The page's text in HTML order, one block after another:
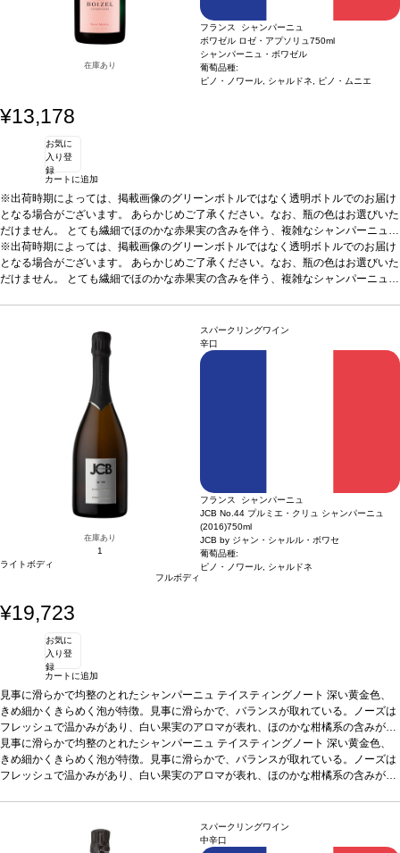
在庫あり
フランス シャンパーニュ
ボワゼル ロゼ・アプソリュ 750ml
シャンパーニュ・ボワゼル
葡萄品種:
ピノ・ノワール, シャルドネ, ピノ・ムニエ
¥13,178
お気に
入り登
録
カートに追加
※出荷時期によっては、掲載画像のグリーンボトルではなく透明ボトルでのお届け
となる場合がございます。 あらかじめご了承ください。なお、瓶の色はお選びいた
だけません。 とても繊細でほのかな赤果実の含みを伴う、複雑なシャンパーニュ。
一部赤ワインとして醸造された（8％）3品種のブレンドから造る。 繊細でフルー
ティーなロゼシャンパーニュ。テイスティングノート金色の銅のような輝きがあ
る淡いピンク色で、軽やかな生き生きとした泡が立ち上る。上質でほのかなノーズ
ろやか。ラズベリーの洗練されたアロマが徐々に強くなり、微かなスパイスとミネ
ラルを背景に、柑橘系の含みと完璧に調和する。エレガントな余韻は素晴らしく長
アペリティフとして最適、また肉やラム肉の冷菜、赤果実のデザー
葡萄品種
ドネ、30% ピノ・ムニエ
※出荷時期によっては、掲載画像のグリーンボトルではなく透明ボトルでのお届け
となる場合がございます。 あらかじめご了承ください。なお、瓶の色はお選びいた
だけません。 とても繊細でほのかな赤果実の含みを伴う、複雑なシャンパーニュ。
る淡いピンク色で、軽やかな生き生きとした泡が立ち上る。上質でほのかなノーズ
は、赤果実（野イチゴ、チェリー）の繊細でフルーティーな風味を示す。絹のよう
に滑らかで美味しくフレッシュな味わいは、芳醇でしっかりとした骨格を持ち、ま
ろやか。ラズベリーの洗練されたアロマが徐々に強くなり、微かなスパイスとミネ
ラルを背景に、柑橘系の含みと完璧に調和する。エレガントな余韻は素晴らしく長
アペリティフとして最適、また肉やラム肉の冷菜、赤果実のデザー
トなどと良く合う。
葡萄品種
ドネ、30% ピノ・ムニエ
在庫あり
1
ライトボディ
フルボディ
スパークリングワイン
辛口
フランス シャンパーニュ
JCB No.44 プルミエ・クリュ シャンパーニュ
(2016)750ml
JCB by ジャン・シャルル・ボワセ
葡萄品種:
ピノ・ノワール, シャルドネ
¥19,723
お気に
入り登
録
カートに追加
見事に滑らかで均整のとれたシャンパーニュ テイスティングノート 深い黄金色、
きめ細かくきらめく泡が特徴。見事に滑らかで、バランスが取れている。ノーズは
フレッシュで温かみがあり、白い果実のアロマが表れ、ほのかな柑橘系の含みが続
く。シルクのようなテクスチャーは、生き生きとしたエッジを伴い、ブリオッシュ
のニュアンスとともに成熟を示す。たっぷりとした強いフレッシュさに、すっきり
とした長い余韻の後味。葡萄品種56% シャルドネ、44% ピノ・ノワール
見事に滑らかで均整のとれたシャンパーニュ テイスティングノート 深い黄金色、
きめ細かくきらめく泡が特徴。見事に滑らかで、バランスが取れている。ノーズは
フレッシュで温かみがあり、白い果実のアロマが表れ、ほのかな柑橘系の含みが続
56% シャルドネ、44% ピノ・ノワール
スパークリングワイン
中辛口